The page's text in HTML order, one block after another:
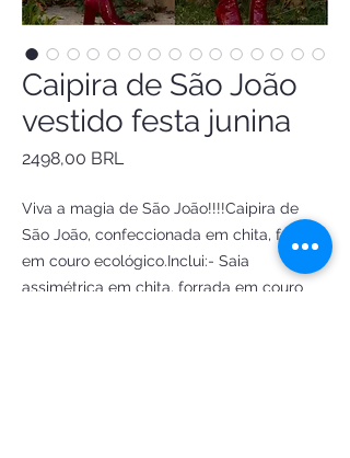
Caipira de São João
vestido festa junina
2498,00 BRL
Viva a magia de São João!!!!Caipira de
São João, confeccionada em chita, forrada
em couro ecológico.Inclui:- Saia
assimétrica em chita, forrada em couro